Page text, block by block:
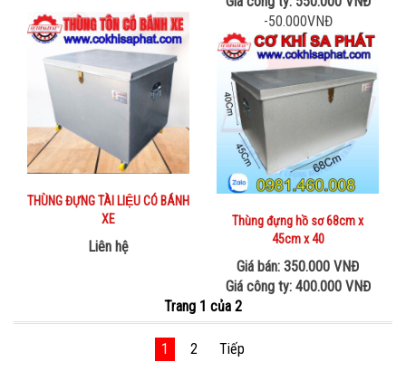
THÙNG ĐỰNG TÀI LIỆU CÓ BÁNH
XE
Liên hệ
-50.000VNĐ
Thùng đựng hồ sơ 68cm x
45cm x 40
Giá bán: 350.000 VNĐ
Giá công ty: 400.000 VNĐ
Trang 1 của 2
1 2 Tiếp